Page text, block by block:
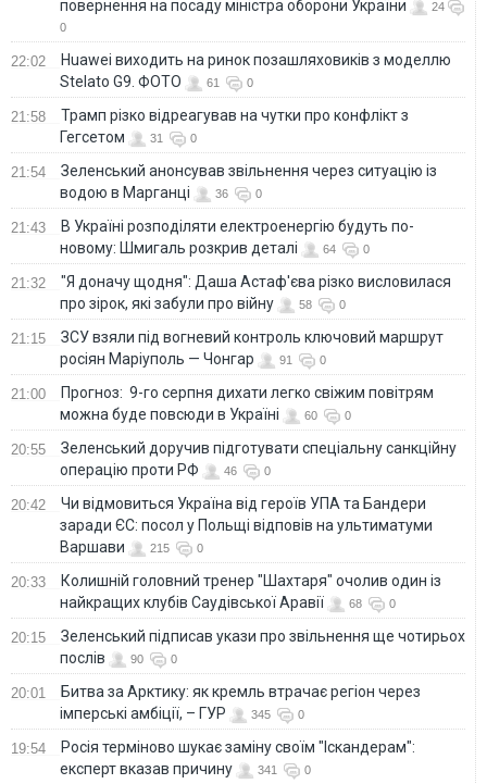
повернення на посаду міністра оборони України
24
0
22:02
Huawei виходить на ринок позашляховиків з моделлю
Stelato G9. ФОТО
61 0
21:58
Трамп різко відреагував на чутки про конфлікт з
Гегсетом
31 0
21:54
Зеленський анонсував звільнення через ситуацію із
водою в Марганці
36 0
21:43
В Україні розподіляти електроенергію будуть по-
новому: Шмигаль розкрив деталі
64 0
21:32
"Я доначу щодня": Даша Астаф'єва різко висловилася
про зірок, які забули про війну
58 0
21:15
ЗСУ взяли під вогневий контроль ключовий маршрут
росіян Маріуполь — Чонгар
91 0
21:00
Прогноз: 9-го серпня дихати легко свіжим повітрям
можна буде повсюди в Україні
60 0
20:55
Зеленський доручив підготувати спеціальну санкційну
операцію проти РФ
46 0
20:42
Чи відмовиться Україна від героїв УПА та Бандери
заради ЄС: посол у Польщі відповів на ультиматуми
Варшави
215 0
20:33
Колишній головний тренер "Шахтаря" очолив один із
найкращих клубів Саудівської Аравії
68 0
20:15
Зеленський підписав укази про звільнення ще чотирьох
послів
90 0
20:01
Битва за Арктику: як кремль втрачає регіон через
імперські амбіції, – ГУР
345 0
19:54
Росія терміново шукає заміну своїм "Іскандерам":
експерт вказав причину
341 0